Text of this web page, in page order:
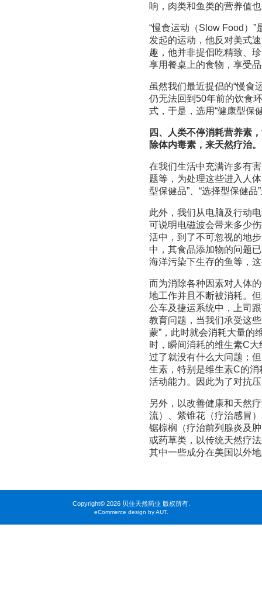
响，肉类和鱼类的营养值
“慢食运动（Slow Food）
发起的运动，他反对美式
趣，他并非提倡吃精致、
享用餐桌上的食物，享受
虽然我们最近提倡的“慢食
仍无法回到50年前的饮食
式，于是，选用“健康型保
四、人类不停消耗营养素
除体内毒素，来天然疗治。
在我们生活中充满许多有
题等，为处理这些进入人
型保健品”、“选择型保健
此外，我们从电脑及行动
可说明电磁波会带来多少
活中，到了不可忽视的地
中，其食品添加物的问题
海洋污染下生存的鱼等，
而为消除各种因素对人体
地工作并且不断被消耗。
公车及捷运系统中，上司
教育问题，当我们承受这
蒙”，此时就会消耗大量的
时，瞬间消耗的维生素C
过了就没有什么大问题；
生素，特别是维生素C的
活动能力。因此为了对抗
另外，以改善健康和天然
流）、紫锥花（疗治感冒
锯棕榈（疗治前列腺炎及
或药草类，以传统天然疗
其中一些成分在美国以外
Copyright© 2026 贝佳天然药业 版权所有.
eCommerce design by AUT.